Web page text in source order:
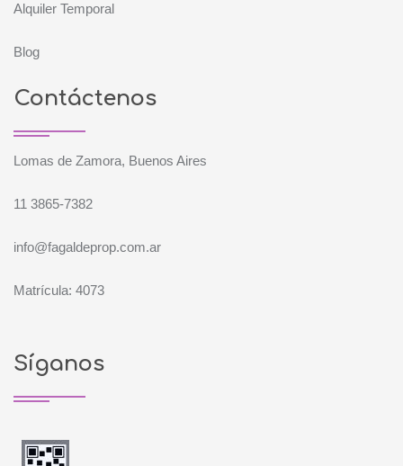
Alquiler Temporal
Blog
Contáctenos
Lomas de Zamora, Buenos Aires
11 3865-7382
info@fagaldeprop.com.ar
Matrícula: 4073
Síganos